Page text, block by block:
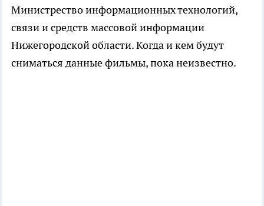
Министрество информационных технологий,
связи и средств массовой информации
Нижегородской области. Когда и кем будут
сниматься данные фильмы, пока неизвестно.